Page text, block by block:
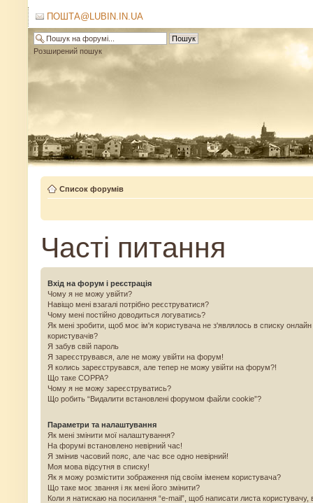
ПОШТА@LUBIN.IN.UA
Розширений пошук
Список форумів
Часті питання
Вхід на форум і реєстрація
Чому я не можу увійти?
Навіщо мені взагалі потрібно реєструватися?
Чому мені постійно доводиться логуватись?
Як мені зробити, щоб моє ім'я користувача не з'являлось в списку онлайн
користувачів?
Я забув свій пароль
Я зареєструвався, але не можу увійти на форум!
Я колись зареєструвався, але тепер не можу увійти на форум?!
Що таке COPPA?
Чому я не можу зареєструватись?
Що робить “Видалити встановлені форумом файли cookie”?
Параметри та налаштування
Як мені змінити мої налаштування?
На форумі встановлено невірний час!
Я змінив часовий пояс, але час все одно невірний!
Моя мова відсутня в списку!
Як я можу розмістити зображення під своїм іменем користувача?
Що таке моє звання і як мені його змінити?
Коли я натискаю на посилання “e-mail”, щоб написати листа користувачу,